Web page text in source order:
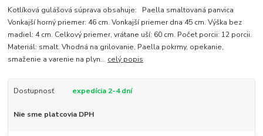
Kotlíková gulášová súprava obsahuje: Paella smaltovaná panvica
Vonkajší horný priemer: 46 cm. Vonkajší priemer dna 45 cm. Výška bez
madiel: 4 cm. Celkový priemer, vrátane uší: 60 cm. Počet porcii: 12 porcii.
Materiál: smalt. Vhodná na grilovanie, Paella pokrmy, opekanie,
smaženie a varenie na plyn... celý popis
Dostupnosť expedícia 2-4 dní
Nie sme platcovia DPH